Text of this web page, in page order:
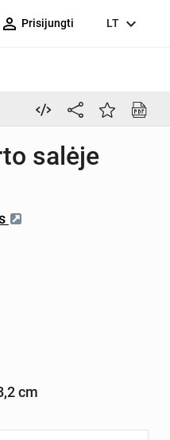
person_outline Prisijungti LT expand_more
salėje
cm